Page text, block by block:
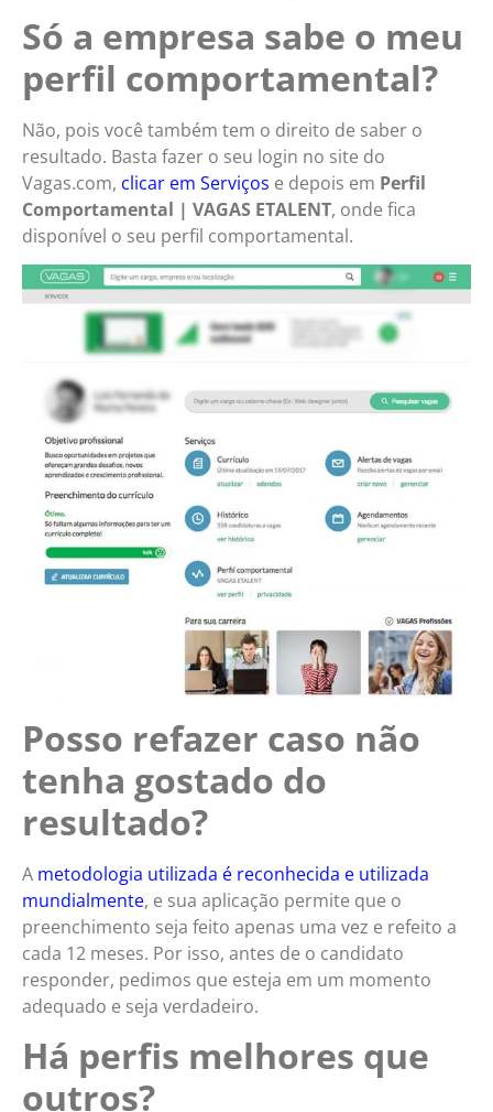
Só a empresa sabe o meu
perfil comportamental?
Não, pois você também tem o direito de saber o
resultado. Basta fazer o seu login no site do
Vagas.com, clicar em Serviços e depois em Perfil
Comportamental | VAGAS ETALENT, onde fica
disponível o seu perfil comportamental.
Posso refazer caso não
tenha gostado do
resultado?
A metodologia utilizada é reconhecida e utilizada
mundialmente, e sua aplicação permite que o
preenchimento seja feito apenas uma vez e refeito a
cada 12 meses. Por isso, antes de o candidato
responder, pedimos que esteja em um momento
adequado e seja verdadeiro.
Há perfis melhores que
outros?